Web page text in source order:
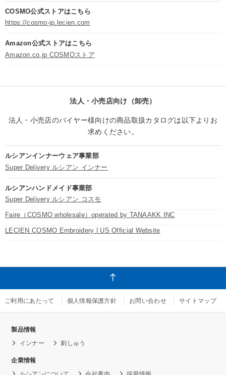
COSMO公式ストアはこちら
https://cosmo-jp.lecien.com
Amazon公式ストアはこちら
Amazon.co.jp COSMOストア
法人・小売店向け（卸売）
法人・小売店のバイヤー様向けの商品取扱カタログは以下よりお
求めください。
ルシアンインナーウェア事業部
Super Delivery ルシアン インナー
ルシアンハンドメイド事業部
Super Delivery ルシアン コスモ
Faire（COSMO wholesale）operated by TANAAKK INC
LECIEN COSMO Embroidery | US Official Website
ご利用にあたって 個人情報保護方針 お問い合わせ サイトマップ
製品情報
インナー
刺しゅう
企業情報